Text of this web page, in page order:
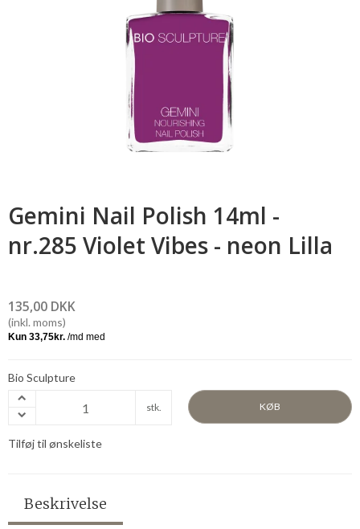
Gemini Nail Polish 14ml -
nr.285 Violet Vibes - neon Lilla
135,00 DKK
(inkl. moms)
Bio Sculpture
stk. KØB
Tilføj til ønskeliste
Beskrivelse